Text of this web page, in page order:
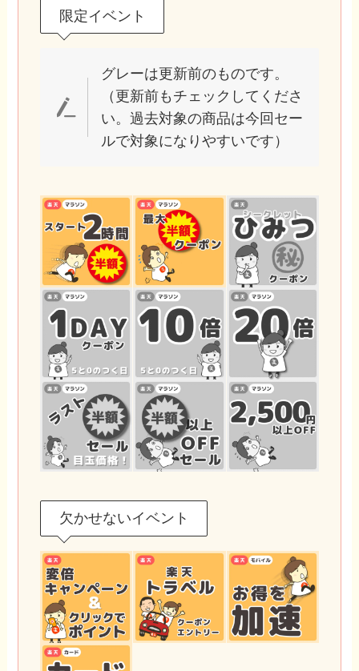
限定イベント
グレーは更新前のものです。
（更新前もチェックしてくださ
い。過去対象の商品は今回セー
ルで対象になりやすいです）
欠かせないイベント